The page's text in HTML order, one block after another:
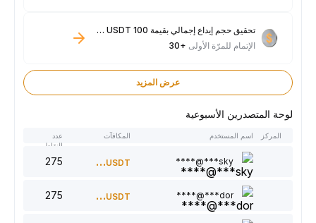
تحقيق حجم إيداع إجمالي بقيمة 100 USDT فأكثر
الإتمام للمرّة الأولى+30
عرض المزيد
لوحة المتصدرين الأسبوعية
المركز اسم المستخدم المكافآت
النقاط
sky***@****
300USDT
dor***@****
220USDT